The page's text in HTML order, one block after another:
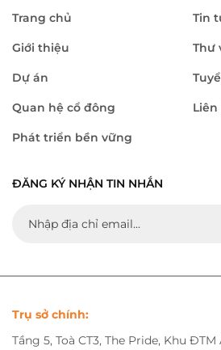
Trang chủ
Giới thiệu
Dự án
Quan hệ cổ đông
Phát triển bền vững
Tin
Thư
Liên
ĐĂNG KÝ NHẬN TIN NHẮN
Trụ sở chính:
Tầng 5, Toà CT3, The Pride, Khu